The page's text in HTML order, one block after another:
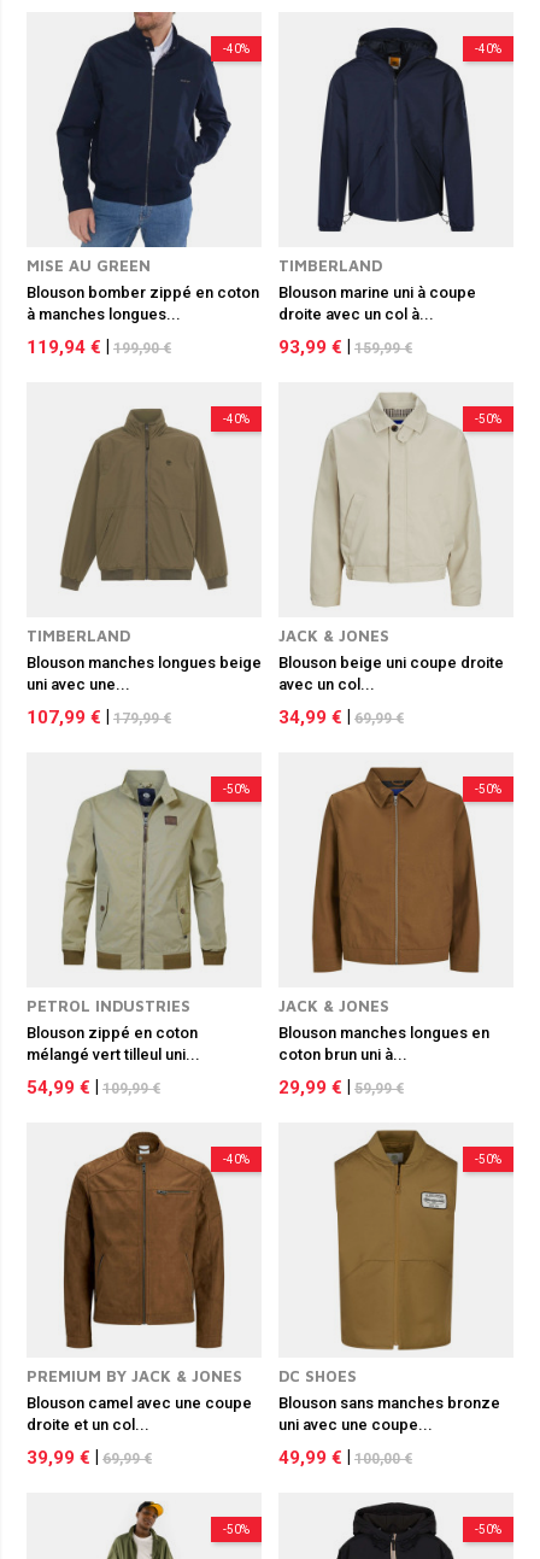
-40%
MISE AU GREEN
Blouson bomber zippé en coton
à manches longues...
119,94 € 199,90 €
-40%
TIMBERLAND
Blouson marine uni à coupe
droite avec un col à...
93,99 € 159,99 €
-40%
TIMBERLAND
Blouson manches longues beige
uni avec une...
107,99 € 179,99 €
-50%
JACK & JONES
Blouson beige uni coupe droite
avec un col...
34,99 € 69,99 €
-50%
PETROL INDUSTRIES
Blouson zippé en coton
mélangé vert tilleul uni...
54,99 € 109,99 €
-50%
JACK & JONES
Blouson manches longues en
coton brun uni à...
29,99 € 59,99 €
-40%
PREMIUM BY JACK & JONES
Blouson camel avec une coupe
droite et un col...
39,99 € 69,99 €
-50%
DC SHOES
Blouson sans manches bronze
uni avec une coupe...
49,99 € 100,00 €
-50% -50%